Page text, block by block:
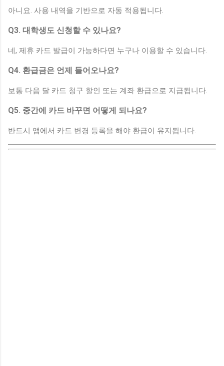
아니요. 사용 내역을 기반으로 자동 적용됩니다.
Q3. 대학생도 신청할 수 있나요?
네, 제휴 카드 발급이 가능하다면 누구나 이용할 수 있습니다.
Q4. 환급금은 언제 들어오나요?
보통 다음 달 카드 청구 할인 또는 계좌 환급으로 지급됩니다.
Q5. 중간에 카드 바꾸면 어떻게 되나요?
반드시 앱에서 카드 변경 등록을 해야 환급이 유지됩니다.